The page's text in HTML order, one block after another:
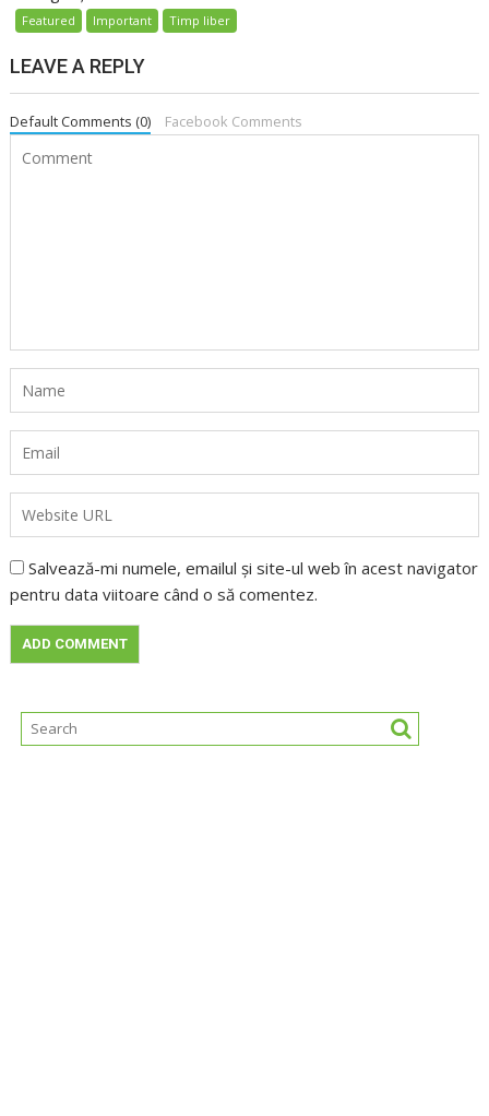
Featured Important Timp liber
LEAVE A REPLY
Default Comments (0) Facebook Comments
Salvează-mi numele, emailul și site-ul web în acest navigator
pentru data viitoare când o să comentez.